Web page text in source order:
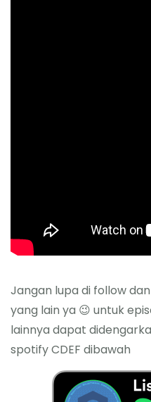
Jangan lupa di follow
yang lain ya 😉 untuk
lainnya dapat
spotify CDEF dibawah